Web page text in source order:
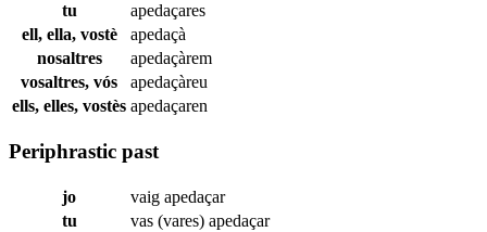
tu
apedaçares
ell, ella, vostè
apedaçà
nosaltres
apedaçàrem
vosaltres, vós
apedaçàreu
ells, elles, vostès apedaçaren
Periphrastic past
jo vaig apedaçar
tu
vas (vares) apedaçar